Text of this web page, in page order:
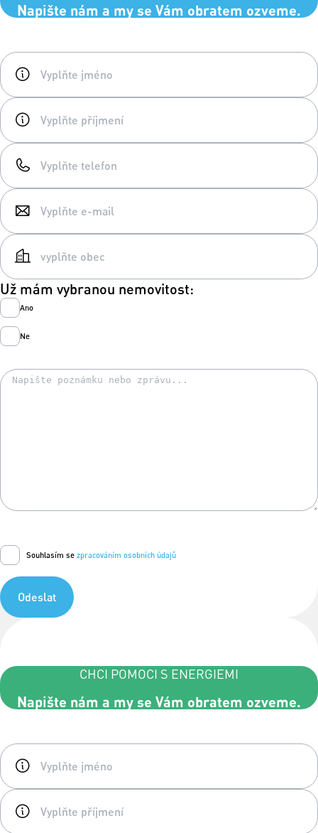
Napište nám a my se Vám obratem ozveme.
Už mám vybranou nemovitost:
Ano
Ne
Souhlasím se zpracováním osobních údajů
Odeslat
CHCI POMOCI S ENERGIEMI
Napište nám a my se Vám obratem ozveme.